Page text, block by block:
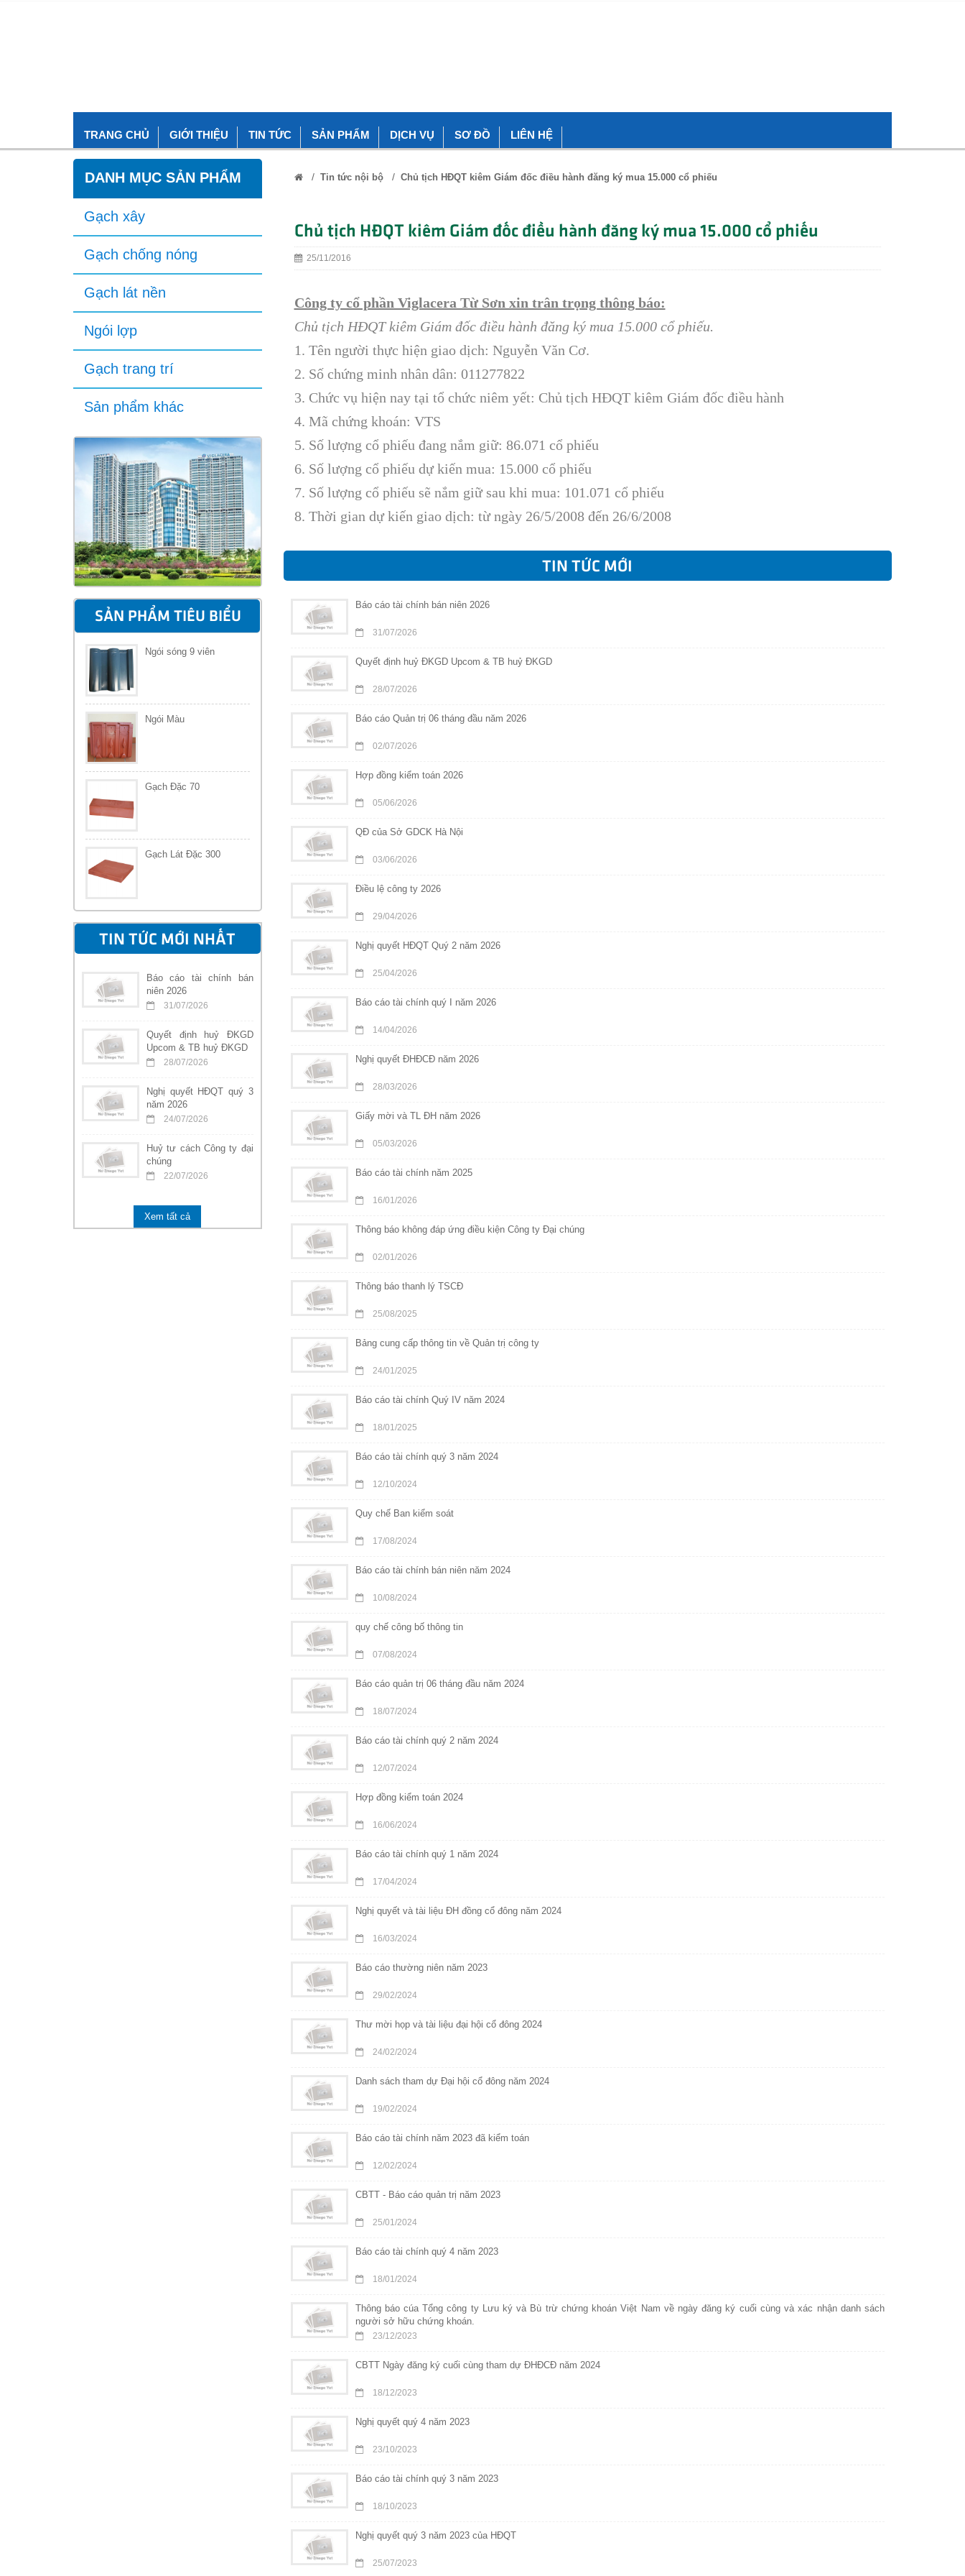
TRANG CHỦ GIỚI THIỆU TIN TỨC SẢN PHẨM DỊCH VỤ SƠ ĐỒ LIÊN HỆ
DANH MỤC SẢN PHẨM
Gạch xây
Gạch chống nóng
Gạch lát nền
Ngói lợp
Gạch trang trí
Sản phẩm khác
SẢN PHẨM TIÊU BIỂU
Ngói sóng 9 viên
Ngói Màu
Gạch Đặc 70
Gạch Lát Đặc 300
TIN TỨC MỚI NHẤT
Báo cáo tài chính bán
niên 2026
31/07/2026
Quyết định huỷ ĐKGD
Upcom & TB huỷ ĐKGD
28/07/2026
Nghị quyết HĐQT quý 3
năm 2026
24/07/2026
Huỷ tư cách Công ty đại
chúng
22/07/2026
Xem tất cả
/ Tin tức nội bộ/ Chủ tịch HĐQT kiêm Giám đốc điều hành đăng ký mua 15.000 cổ phiếu
Chủ tịch HĐQT kiêm Giám đốc điều hành đăng ký mua 15.000 cổ phiếu
25/11/2016
Công ty cổ phần Viglacera Từ Sơn xin trân trọng thông báo:
Chủ tịch HĐQT kiêm Giám đốc điều hành đăng ký mua 15.000 cổ phiếu.
1. Tên người thực hiện giao dịch: Nguyễn Văn Cơ.
2. Số chứng minh nhân dân: 011277822
3. Chức vụ hiện nay tại tổ chức niêm yết: Chủ tịch HĐQT kiêm Giám đốc điều hành
4. Mã chứng khoán: VTS
5. Số lượng cổ phiếu đang nắm giữ: 86.071 cổ phiếu
6. Số lượng cổ phiếu dự kiến mua: 15.000 cổ phiếu
7. Số lượng cổ phiếu sẽ nắm giữ sau khi mua: 101.071 cổ phiếu
8. Thời gian dự kiến giao dịch: từ ngày 26/5/2008 đến 26/6/2008
TIN TỨC MỚI
Báo cáo tài chính bán niên 2026
31/07/2026
Quyết định huỷ ĐKGD Upcom & TB huỷ ĐKGD
28/07/2026
Báo cáo Quản trị 06 tháng đầu năm 2026
02/07/2026
Hợp đồng kiểm toán 2026
05/06/2026
QĐ của Sở GDCK Hà Nội
03/06/2026
Điều lệ công ty 2026
29/04/2026
Nghị quyết HĐQT Quý 2 năm 2026
25/04/2026
Báo cáo tài chính quý I năm 2026
14/04/2026
Nghị quyết ĐHĐCĐ năm 2026
28/03/2026
Giấy mời và TL ĐH năm 2026
05/03/2026
Báo cáo tài chính năm 2025
16/01/2026
Thông báo không đáp ứng điều kiện Công ty Đại chúng
02/01/2026
Thông báo thanh lý TSCĐ
25/08/2025
Bảng cung cấp thông tin về Quản trị công ty
24/01/2025
Báo cáo tài chính Quý IV năm 2024
18/01/2025
Báo cáo tài chính quý 3 năm 2024
12/10/2024
Quy chế Ban kiểm soát
17/08/2024
Báo cáo tài chính bán niên năm 2024
10/08/2024
quy chế công bố thông tin
07/08/2024
Báo cáo quản trị 06 tháng đầu năm 2024
18/07/2024
Báo cáo tài chính quý 2 năm 2024
12/07/2024
Hợp đồng kiểm toán 2024
16/06/2024
Báo cáo tài chính quý 1 năm 2024
17/04/2024
Nghị quyết và tài liệu ĐH đồng cổ đông năm 2024
16/03/2024
Báo cáo thường niên năm 2023
29/02/2024
Thư mời họp và tài liệu đại hội cổ đông 2024
24/02/2024
Danh sách tham dự Đại hội cổ đông năm 2024
19/02/2024
Báo cáo tài chính năm 2023 đã kiểm toán
12/02/2024
CBTT - Báo cáo quản trị năm 2023
25/01/2024
Báo cáo tài chính quý 4 năm 2023
18/01/2024
Thông báo cúa Tổng công ty Lưu ký và Bù trừ chứng khoán Việt Nam về ngày đăng ký cuối cùng và xác nhận danh sách
người sở hữu chứng khoán.
23/12/2023
CBTT Ngày đăng ký cuối cùng tham dự ĐHĐCĐ năm 2024
18/12/2023
Nghị quyết quý 4 năm 2023
23/10/2023
Báo cáo tài chính quý 3 năm 2023
18/10/2023
Nghị quyết quý 3 năm 2023 của HĐQT
25/07/2023